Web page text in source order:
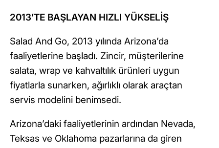
2013’TE BAŞLAYAN HIZLI YÜKSELİŞ
Salad And Go, 2013 yılında Arizona’da
faaliyetlerine başladı. Zincir, müşterilerine
salata, wrap ve kahvaltılık ürünleri uygun
fiyatlarla sunarken, ağırlıklı olarak araçtan
servis modelini benimsedi.
Arizona’daki faaliyetlerinin ardından Nevada,
Teksas ve Oklahoma pazarlarına da giren